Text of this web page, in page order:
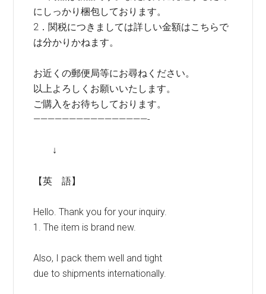
にしっかり梱包しております。
2．関税につきましては詳しい金額はこちらで
は分かりかねます。
お近くの郵便局等にお尋ねください。
以上よろしくお願いいたします。
ご購入をお待ちしております。
————————————————-
↓
【英 語】
Hello. Thank you for your inquiry.
1. The item is brand new.
Also, I pack them well and tight
due to shipments internationally.